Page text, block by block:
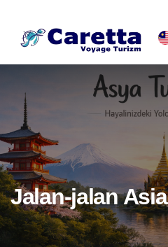
Jalan-jalan Asia